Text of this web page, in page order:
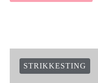
STRIKKESTING